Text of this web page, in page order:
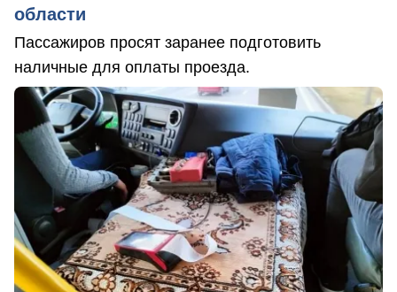
области
Пассажиров просят заранее подготовить
наличные для оплаты проезда.